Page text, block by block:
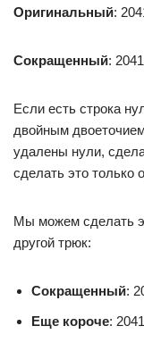
Оригинальный:
Сокращенный:
Если есть строка
двойным
удалены нули,
сделать это только
Мы можем сделать
другой трюк:
Сокращенный:
Еще короче: